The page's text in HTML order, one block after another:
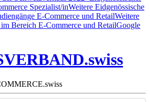
Spezialist/inWeitere Eidgenössische
E-Commerce und RetailWeitere
Bereich E-Commerce und RetailGoogle